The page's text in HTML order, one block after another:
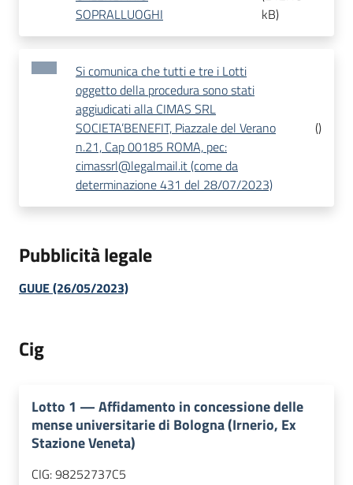
SOPRALLUOGHI
kB)
Si comunica che tutti e tre i Lotti
oggetto della procedura sono stati
aggiudicati alla CIMAS SRL
SOCIETA’BENEFIT, Piazzale del Verano
n.21, Cap 00185 ROMA, pec:
cimassrl@legalmail.it (come da
determinazione 431 del 28/07/2023)
()
Pubblicità legale
GUUE (26/05/2023)
Cig
Lotto 1 —Affidamento in concessione delle
mense universitarie di Bologna (Irnerio, Ex
Stazione Veneta)
CIG:98252737C5